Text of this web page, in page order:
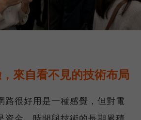
來自看不見的技術布局
路很好用是一種感覺，但對電